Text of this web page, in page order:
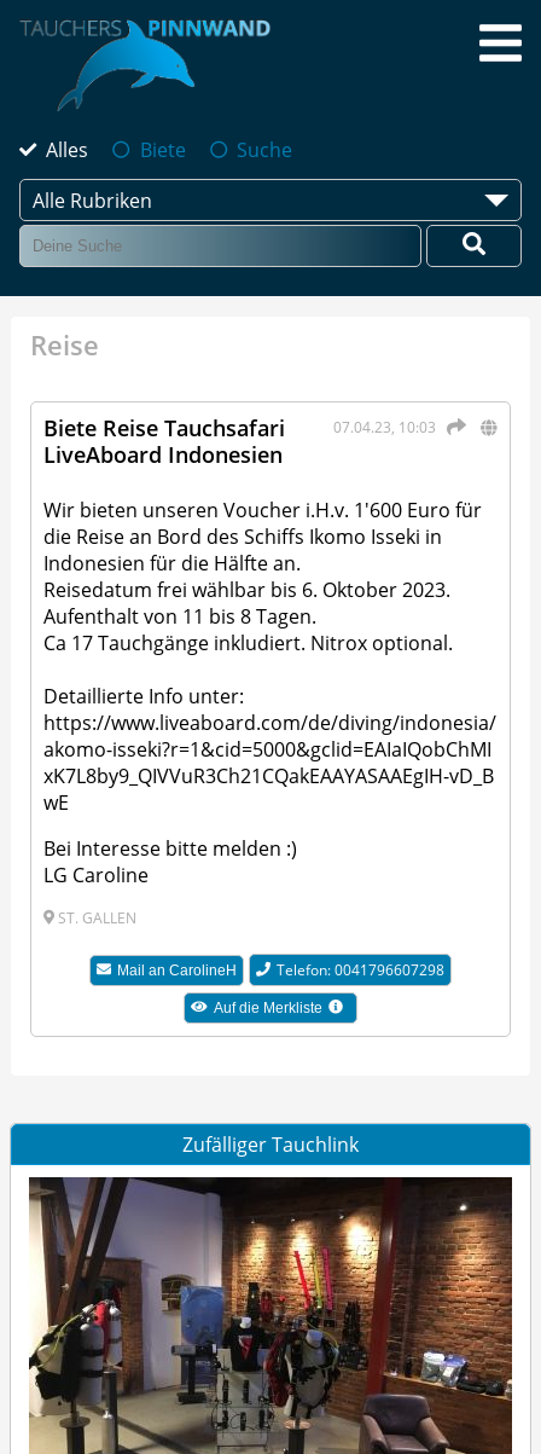
Alles Biete
Suche
Alle Rubriken
Reise
07.04.23, 10:03
Biete Reise Tauchsafari
LiveAboard Indonesien
Wir bieten unseren Voucher i.H.v. 1'600 Euro für
die Reise an Bord des Schiffs Ikomo Isseki in
Indonesien für die Hälfte an.
Reisedatum frei wählbar bis 6. Oktober 2023.
Aufenthalt von 11 bis 8 Tagen.
Ca 17 Tauchgänge inkludiert. Nitrox optional.
Detaillierte Info unter:
https://www.liveaboard.com/de/diving/indonesia/
akomo-isseki?r=1&cid=5000&gclid=EAIaIQobChMI
xK7L8by9_QIVVuR3Ch21CQakEAAYASAAEgIH-vD_B
wE
Bei Interesse bitte melden :)
LG Caroline
ST. GALLEN
Mail an CarolineH Telefon: 0041796607298
Auf die Merkliste
Zufälliger Tauchlink